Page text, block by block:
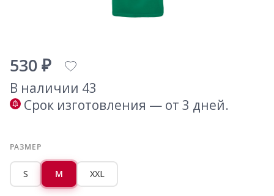
530 ₽
В наличии 43
Срок изготовления — от 3 дней.
РАЗМЕР
S M XXL